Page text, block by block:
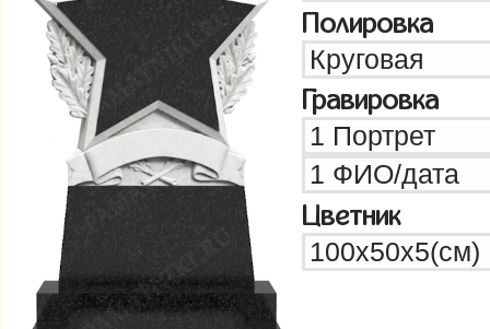
Полировка
Гравировка
Цветник